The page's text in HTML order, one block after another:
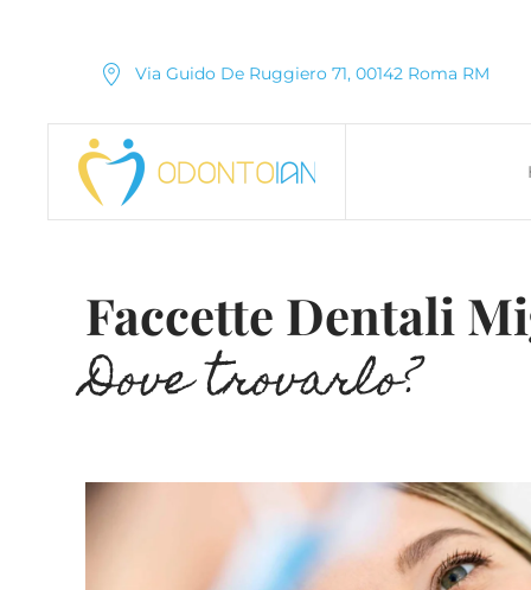
Via Guido De Ruggiero 71, 00142 Roma RM
Faccette Dentali
Dove trovarlo?